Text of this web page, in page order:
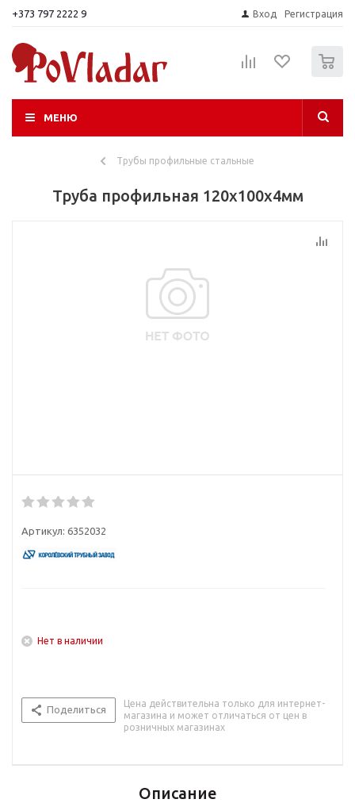
+373 797 2222 9 Вход Регистрация
МЕНЮ
Трубы профильные стальные
Труба профильная 120х100х4мм
Артикул: 6352032
Нет в наличии
Поделиться
Цена действительна только для интернет-
магазина и может отличаться от цен в
розничных магазинах
Описание